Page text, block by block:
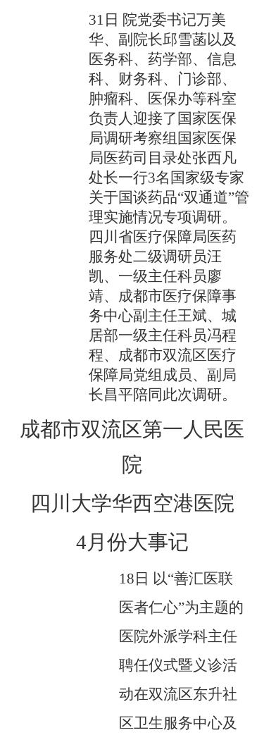
31日 院党委书记万美
华、副院长邱雪菡以及
医务科、药学部、信息
科、财务科、门诊部、
肿瘤科、医保办等科室
负责人迎接了国家医保
局调研考察组国家医保
局医药司目录处张西凡
处长一行3名国家级专家
关于国谈药品“双通道”管
理实施情况专项调研。
四川省医疗保障局医药
服务处二级调研员汪
凯、一级主任科员廖
靖、成都市医疗保障事
务中心副主任王斌、城
居部一级主任科员冯程
程、成都市双流区医疗
保障局党组成员、副局
长昌平陪同此次调研。
成都市双流区第一人民医
院
四川大学华西空港医院
4月份大事记
18日 以“善汇医联
医者仁心”为主题的
医院外派学科主任
聘任仪式暨义诊活
动在双流区东升社
区卫生服务中心及